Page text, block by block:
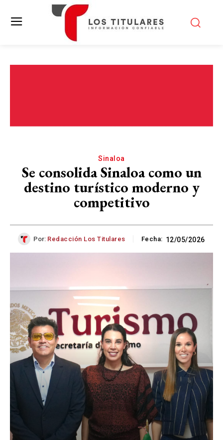
Sinaloa
Se consolida Sinaloa como un
destino turístico moderno y
competitivo
Por: Redacción Los Titulares Fecha: 12/05/2026